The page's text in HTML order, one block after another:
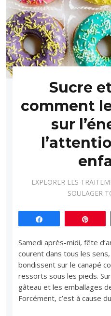
Sucre
comment
sur
EXPLORER LES
SOULAGER
Samedi après-midi, fête
courent dans tous les
bondissent sur le canapé
ressorts sous les pieds.
gâteau et les emballages
Forcément, c’est à cause